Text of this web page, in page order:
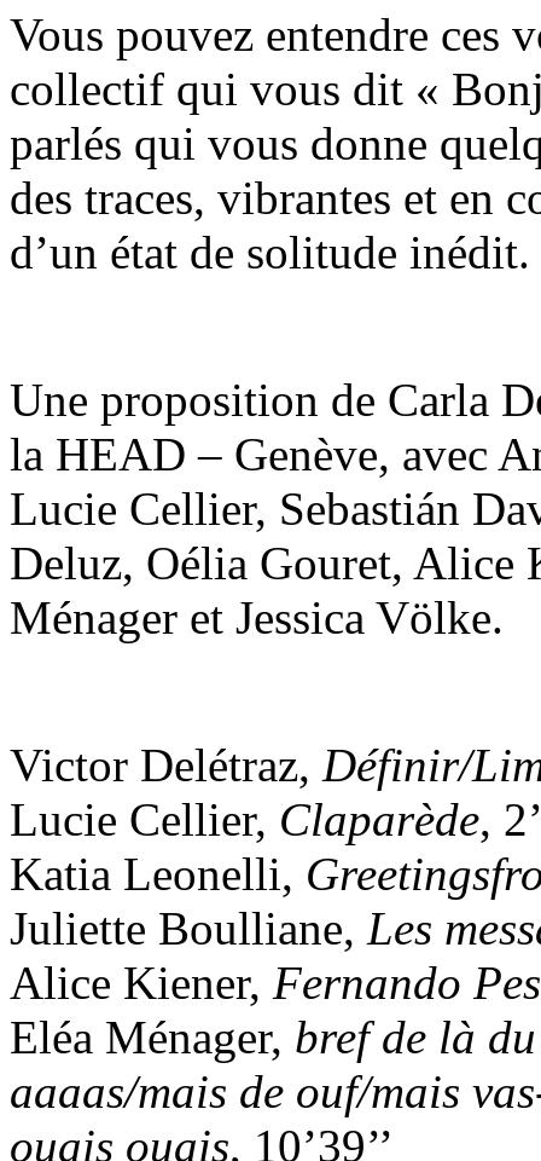
Vous pouvez entendre ces
collectif qui vous dit «
parlés qui vous donne
des traces, vibrantes et en
d’un état de solitude inédit.
Une proposition de Carla
la HEAD – Genève, avec
Lucie Cellier, Sebastián
Deluz, Oélia Gouret, Alice
Ménager et Jessica Völke.
Victor Delétraz, Définir/
Lucie Cellier, Claparède,
Katia Leonelli,
Juliette Boulliane, Les
Alice Kiener, Fernando
Eléa Ménager, bref de là
aaaas/mais de ouf/mais
ouais ouais, 10’39’’